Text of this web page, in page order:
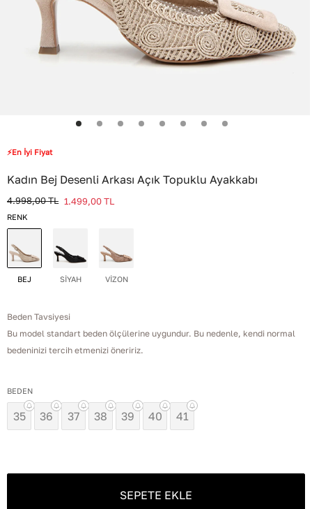
⚡En İyi Fiyat
Kadın Bej Desenli Arkası Açık Topuklu Ayakkabı
4.998,00TL 1.499,00TL
RENK
BEJ SİYAH VİZON
Beden Tavsiyesi
Bu model standart beden ölçülerine uygundur. Bu nedenle, kendi normal
bedeninizi tercih etmenizi öneririz.
BEDEN
35 36 37 38 39 40 41
SEPETE EKLE